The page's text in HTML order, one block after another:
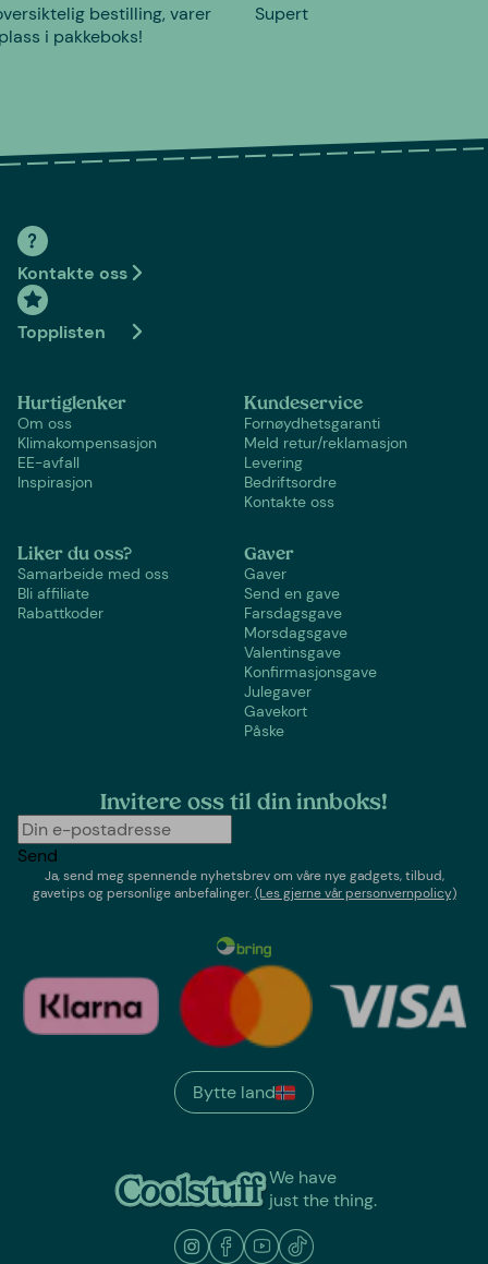
bestilling, varer
i pakkeboks!
Supert
Kontakte oss
Topplisten
Hurtiglenker
Om oss
Klimakompensasjon
EE-avfall
Inspirasjon
Kundeservice
Fornøydhetsgaranti
Meld retur/reklamasjon
Levering
Bedriftsordre
Kontakte oss
Liker du oss?
Samarbeide med oss
Bli affiliate
Rabattkoder
Gaver
Gaver
Send en gave
Farsdagsgave
Morsdagsgave
Valentinsgave
Konfirmasjonsgave
Julegaver
Gavekort
Påske
Invitere oss til din innboks!
Send
Ja, send meg spennende nyhetsbrev om våre nye gadgets, tilbud,
gavetips og personlige anbefalinger.(Les gjerne vår personvernpolicy)
We have
just the thing.
Bytte land